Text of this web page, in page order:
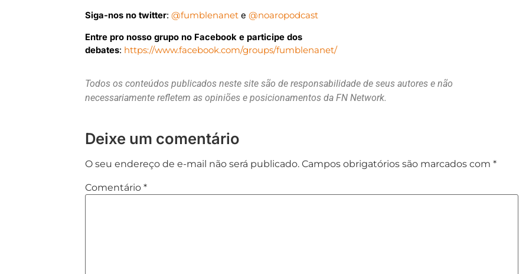
Siga-nos no twitter:@fumblenanet e@noaropodcast
Entre pro nosso grupo no Facebook e participe dos
debates: https://www.facebook.com/groups/fumblenanet/
Todos os conteúdos publicados neste site são de responsabilidade de seus autores e não
necessariamente refletem as opiniões e posicionamentos da FN Network.
Deixe um comentário
O seu endereço de e-mail não será publicado. Campos obrigatórios são marcados com*
Comentário*